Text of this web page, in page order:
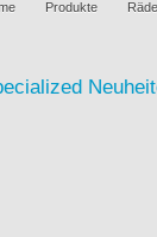
Produkte